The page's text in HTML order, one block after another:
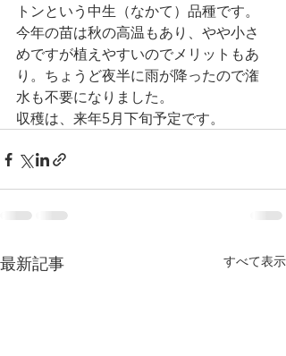
トンという中生（なかて）品種です。
今年の苗は秋の高温もあり、やや小さ
めですが植えやすいのでメリットもあ
り。ちょうど夜半に雨が降ったので潅
水も不要になりました。
収穫は、来年5月下旬予定です。
最新記事 すべて表示